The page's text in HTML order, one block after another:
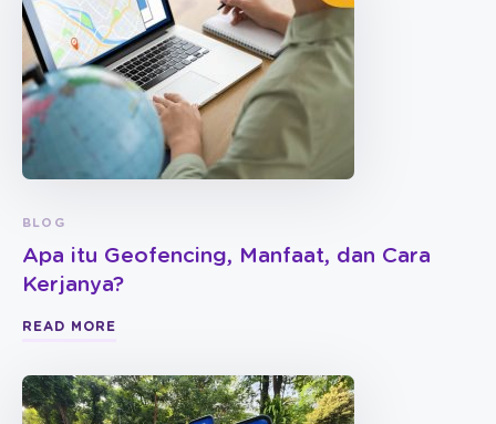
BLOG
Apa itu Geofencing, Manfaat, dan Cara
Kerjanya?
READ MORE